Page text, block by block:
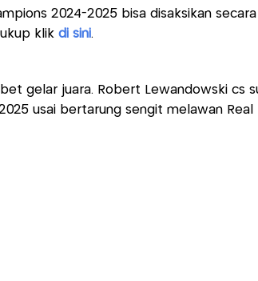
2024-2025 bisa disaksikan
klik di sini.
gelar juara. Robert Lewandowski cs
usai bertarung sengit melawan Real